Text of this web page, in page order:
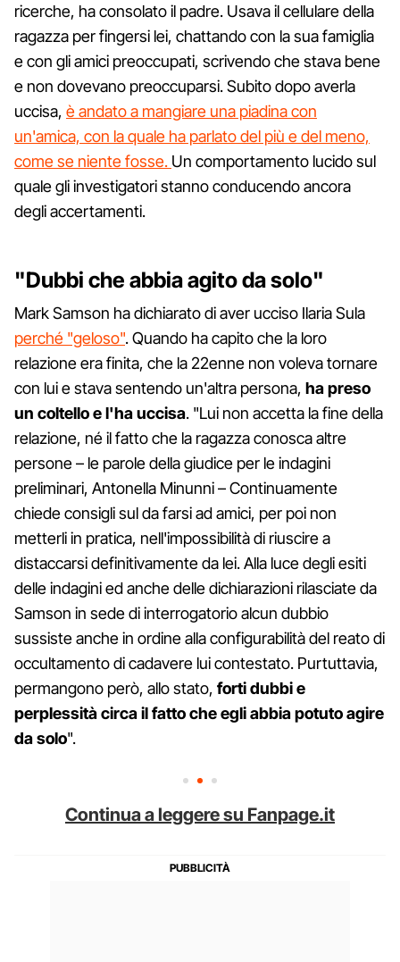
ricerche, ha consolato il padre. Usava il cellulare della
ragazza per fingersi lei, chattando con la sua famiglia
e con gli amici preoccupati, scrivendo che stava bene
e non dovevano preoccuparsi. Subito dopo averla
uccisa, è andato a mangiare una piadina con
un'amica, con la quale ha parlato del più e del meno,
come se niente fosse. Un comportamento lucido sul
quale gli investigatori stanno conducendo ancora
degli accertamenti.
"Dubbi che abbia agito da solo"
Mark Samson ha dichiarato di aver ucciso Ilaria Sula
perché "geloso". Quando ha capito che la loro
relazione era finita, che la 22enne non voleva tornare
con lui e stava sentendo un'altra persona, ha preso
un coltello e l'ha uccisa. "Lui non accetta la fine della
relazione, né il fatto che la ragazza conosca altre
persone – le parole della giudice per le indagini
preliminari, Antonella Minunni – Continuamente
chiede consigli sul da farsi ad amici, per poi non
metterli in pratica, nell'impossibilità di riuscire a
distaccarsi definitivamente da lei. Alla luce degli esiti
delle indagini ed anche delle dichiarazioni rilasciate da
Samson in sede di interrogatorio alcun dubbio
sussiste anche in ordine alla configurabilità del reato di
occultamento di cadavere lui contestato. Purtuttavia,
permangono però, allo stato, forti dubbi e
perplessità circa il fatto che egli abbia potuto agire
da solo".
Continua a leggere su Fanpage.it